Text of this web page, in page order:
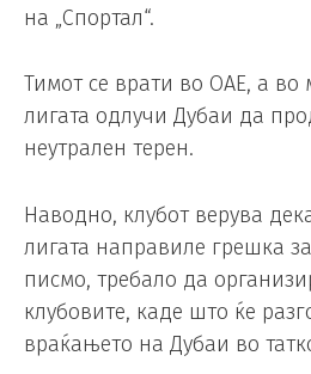
на „Спортал“.
Тимот се врати во ОАЕ, а во
лигата одлучи Дубаи да
неутрален терен.
Наводно, клубот верува
лигата направиле грешка
писмо, требало да
клубовите, каде што ќе
враќањето на Дубаи во